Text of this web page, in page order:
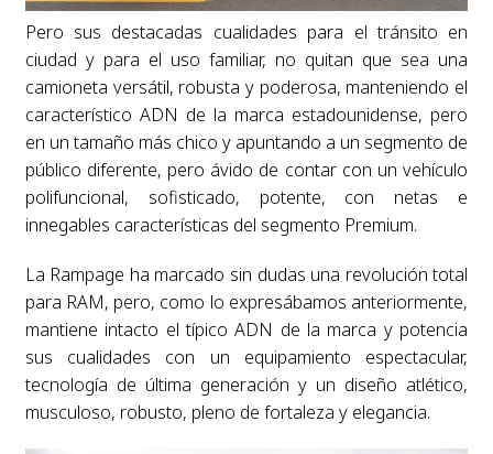
Pero sus destacadas cualidades para el tránsito en
ciudad y para el uso familiar, no quitan que sea una
camioneta versátil, robusta y poderosa, manteniendo el
característico ADN de la marca estadounidense, pero
en un tamaño más chico y apuntando a un segmento de
público diferente, pero ávido de contar con un vehículo
polifuncional, sofisticado, potente, con netas e
innegables características del segmento Premium.
La Rampage ha marcado sin dudas una revolución total
para RAM, pero, como lo expresábamos anteriormente,
mantiene intacto el típico ADN de la marca y potencia
sus cualidades con un equipamiento espectacular,
tecnología de última generación y un diseño atlético,
musculoso, robusto, pleno de fortaleza y elegancia.